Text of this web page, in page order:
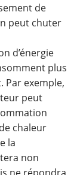
de
peut chuter
d’énergie
plus
Par exemple,
peut
chaleur
la
non